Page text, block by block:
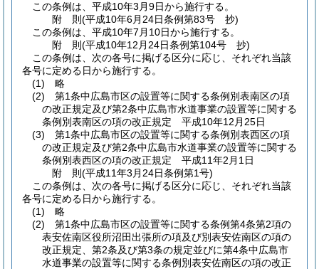
この条例は、平成10年3月9日から施行する。
附 則(平成10年6月24日条例第83号 抄)
この条例は、平成10年7月10日から施行する。
附 則(平成10年12月24日条例第104号 抄)
この条例は、次の各号に掲げる区分に応じ、それぞれ当該
各号に定める日から施行する。
(1)
略
(2)
第1条中広島市区の設置等に関する条例別表南区の項
の改正規定及び第2条中広島市水道事業の設置等に関する
条例別表南区の項の改正規定 平成10年12月25日
(3)
第1条中広島市区の設置等に関する条例別表西区の項
の改正規定及び第2条中広島市水道事業の設置等に関する
条例別表西区の項の改正規定 平成11年2月1日
附 則(平成11年3月24日条例第1号)
この条例は、次の各号に掲げる区分に応じ、それぞれ当該
各号に定める日から施行する。
(1)
略
(2)
第1条中広島市区の設置等に関する条例第4条第2項の
表安佐南区役所沼田出張所の項及び別表安佐南区の項の
改正規定、第2条及び第3条の規定並びに第4条中広島市
水道事業の設置等に関する条例別表安佐南区の項の改正